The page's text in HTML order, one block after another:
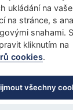
vyhrazena |Grafické
ukládání na
na stránce, s
snahami.
kliknutím na
cookies.
všechny